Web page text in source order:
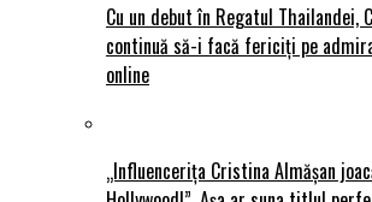
Cu un debut în Regatul Thailandei,
continuă să-i facă fericiți pe
online
„Influencerița Cristina Almășan